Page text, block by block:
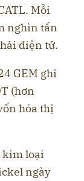
Mỗi
nghìn tấn
điện tử.
GEM ghi
(hơn
hóa thị
kim loại
ngày